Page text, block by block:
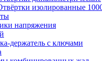
изолированные
напряжения
держатель с ключами